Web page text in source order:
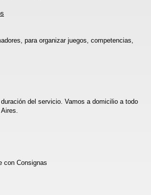
para organizar juegos, competencias,
del servicio. Vamos a domicilio a todo
con Consignas